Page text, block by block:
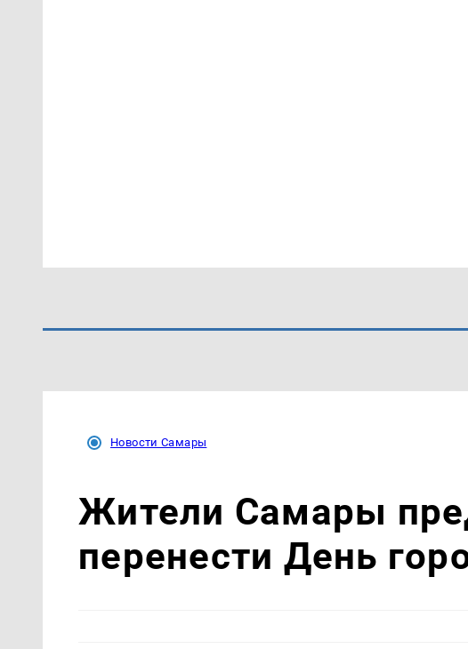
Новости Самары
Жители Самары
перенести День